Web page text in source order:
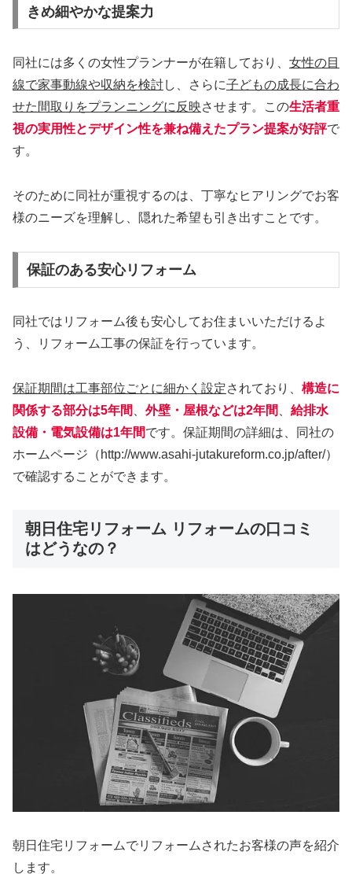
きめ細やかな提案力
同社には多くの女性プランナーが在籍しており、 女性の目
線で家事動線や収納を検討し、さらに子どもの成長に合わ
せた間取りをプランニングに反映させます。この生活者重
視の実用性とデザイン性を兼ね備えたプラン提案が好評で
す。
そのために同社が重視するのは、丁寧なヒアリングでお客
様のニーズを理解し、隠れた希望も引き出すことです。
保証のある安心リフォーム
同社ではリフォーム後も安心してお住まいいただけるよ
う、リフォーム工事の保証を行っています。
保証期間は工事部位ごとに細かく設定されており、 構造に
関係する部分は5年間
外壁・屋根などは2年間
給排水
設備・電気設備は1年間です。保証期間の詳細は、同社の
ホームページ（http://www.asahi-jutakureform.co.jp/after/）
で確認することができます。
朝日住宅リフォーム リフォームの口コミ
はどうなの？
朝日住宅リフォームでリフォームされたお客様の声を紹介
します。